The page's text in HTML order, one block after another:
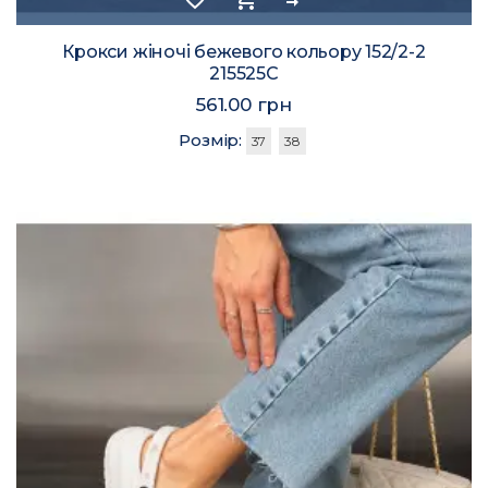
Крокси жіночі бежевого кольору 152/2-2
215525C
561.00 грн
Розмір: 37 38